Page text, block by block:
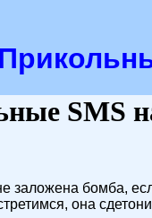
SMS
заложена бомба,
она